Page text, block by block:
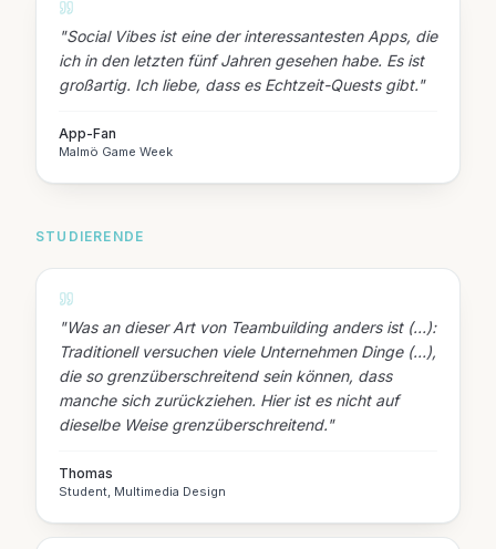
"Social Vibes ist eine der interessantesten Apps, die
ich in den letzten fünf Jahren gesehen habe. Es ist
großartig. Ich liebe, dass es Echtzeit-Quests gibt."
App-Fan
Malmö Game Week
STUDIERENDE
"Was an dieser Art von Teambuilding anders ist (…):
Traditionell versuchen viele Unternehmen Dinge (…),
die so grenzüberschreitend sein können, dass
manche sich zurückziehen. Hier ist es nicht auf
dieselbe Weise grenzüberschreitend."
Thomas
Student, Multimedia Design